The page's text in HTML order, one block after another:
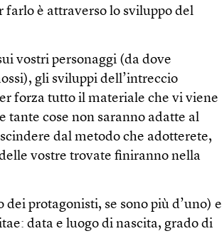
farlo è attraverso lo sviluppo del
vostri personaggi (da dove
gli sviluppi dell’intreccio
forza tutto il materiale che vi viene
tante cose non saranno adatte al
dal metodo che adotterete,
vostre trovate finiranno nella
protagonisti, se sono più d’uno) e
data e luogo di nascita, grado di